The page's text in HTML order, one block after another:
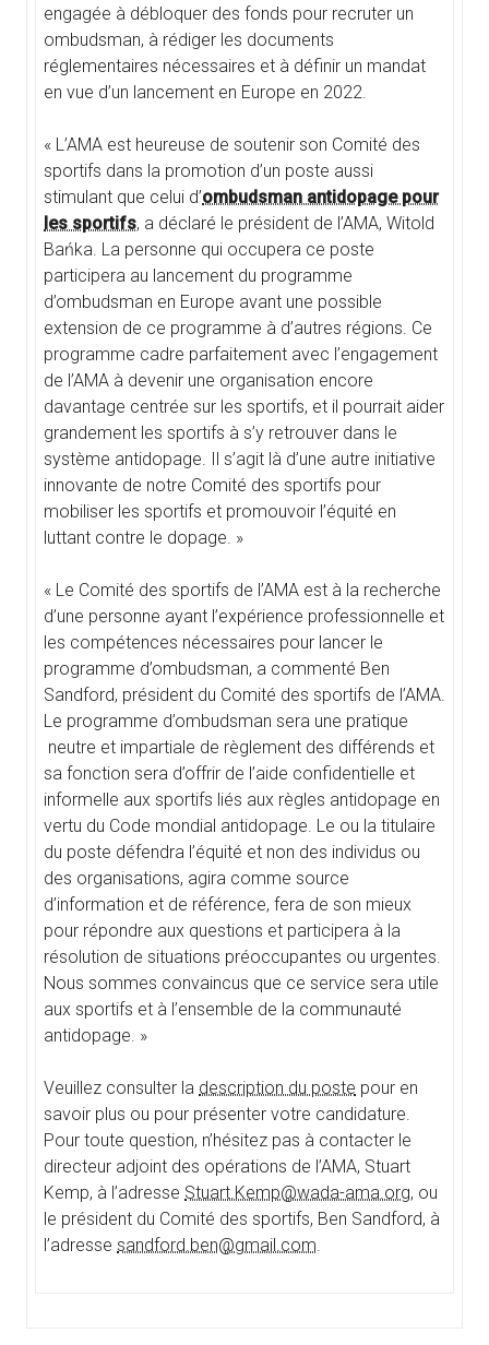
engagée à débloquer des fonds pour recruter un
ombudsman, à rédiger les documents
réglementaires nécessaires et à définir un mandat
en vue d’un lancement en Europe en 2022.
« L’AMA est heureuse de soutenir son Comité des
sportifs dans la promotion d’un poste aussi
stimulant que celui d’ombudsman antidopage pour
les sportifs, a déclaré le président de l’AMA, Witold
Bańka. La personne qui occupera ce poste
participera au lancement du programme
d’ombudsman en Europe avant une possible
extension de ce programme à d’autres régions. Ce
programme cadre parfaitement avec l’engagement
de l’AMA à devenir une organisation encore
davantage centrée sur les sportifs, et il pourrait aider
grandement les sportifs à s’y retrouver dans le
système antidopage. Il s’agit là d’une autre initiative
innovante de notre Comité des sportifs pour
mobiliser les sportifs et promouvoir l’équité en
luttant contre le dopage. »
« Le Comité des sportifs de l’AMA est à la recherche
d’une personne ayant l’expérience professionnelle et
les compétences nécessaires pour lancer le
programme d’ombudsman, a commenté Ben
Sandford, président du Comité des sportifs de l’AMA.
Le programme d’ombudsman sera une pratique
neutre et impartiale de règlement des différends et
sa fonction sera d’offrir de l’aide confidentielle et
informelle aux sportifs liés aux règles antidopage en
vertu du Code mondial antidopage. Le ou la titulaire
du poste défendra l’équité et non des individus ou
des organisations, agira comme source
d’information et de référence, fera de son mieux
pour répondre aux questions et participera à la
résolution de situations préoccupantes ou urgentes.
Nous sommes convaincus que ce service sera utile
aux sportifs et à l’ensemble de la communauté
antidopage. »
Veuillez consulter la description du poste pour en
savoir plus ou pour présenter votre candidature.
Pour toute question, n’hésitez pas à contacter le
directeur adjoint des opérations de l’AMA, Stuart
Kemp, à l’adresse Stuart.Kemp@wada-ama.org, ou
le président du Comité des sportifs, Ben Sandford, à
l’adresse sandford.ben@gmail.com.